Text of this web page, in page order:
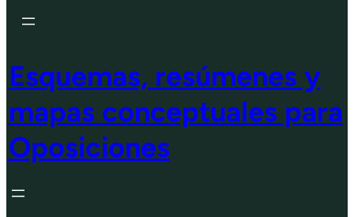
Esquemas, resúmenes y
mapas conceptuales para
Oposiciones